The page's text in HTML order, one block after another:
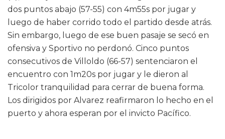
dos puntos abajo (57-55) con 4m55s por jugar y
luego de haber corrido todo el partido desde atrás.
Sin embargo, luego de ese buen pasaje se secó en
ofensiva y Sportivo no perdonó. Cinco puntos
consecutivos de Villoldo (66-57) sentenciaron el
encuentro con 1m20s por jugar y le dieron al
Tricolor tranquilidad para cerrar de buena forma.
Los dirigidos por Alvarez reafirmaron lo hecho en el
puerto y ahora esperan por el invicto Pacífico.